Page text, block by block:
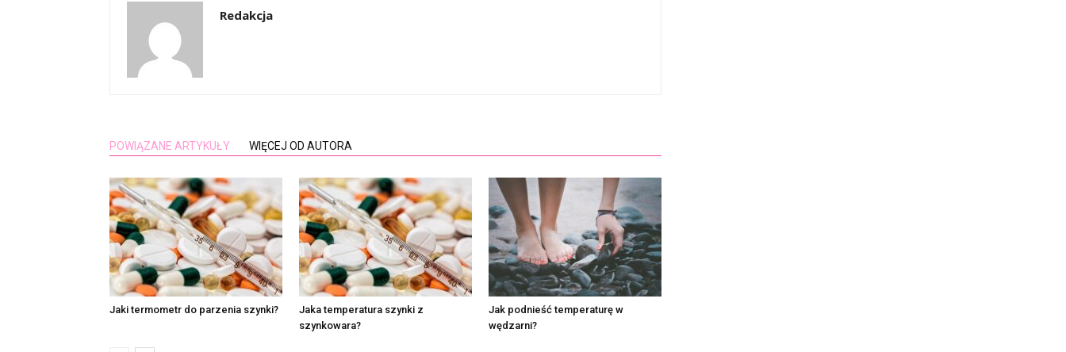
Redakcja
POWIĄZANE ARTYKUŁY WIĘCEJ OD AUTORA
Jaki termometr do parzenia szynki?
Jaka temperatura szynki z
szynkowara?
Jak podnieść temperaturę w
wędzarni?